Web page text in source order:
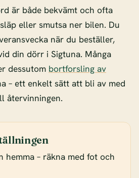
är både bekvämt och ofta
eller smutsa ner bilen. Du
när du beställer,
din dörr i Sigtuna. Många
dessutom bortforsling av
– ett enkelt sätt att bli av med
återvinningen.
hemma – räkna med fot och